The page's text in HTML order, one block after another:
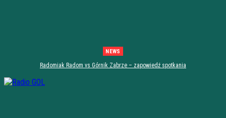
NEWS
Radomiak Radom vs Górnik Zabrze – zapowiedź spotkania